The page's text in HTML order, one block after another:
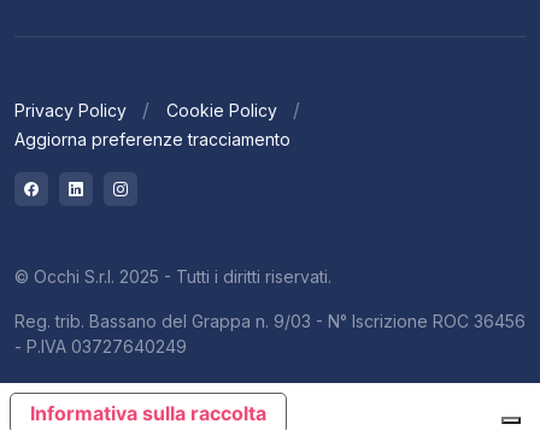
Privacy Policy
Cookie Policy
Aggiorna preferenze tracciamento
© Occhi S.r.l. 2025 - Tutti i diritti riservati.
Reg. trib. Bassano del Grappa n. 9/03 - N° Iscrizione ROC 36456
- P.IVA 03727640249
Informativa sulla raccolta